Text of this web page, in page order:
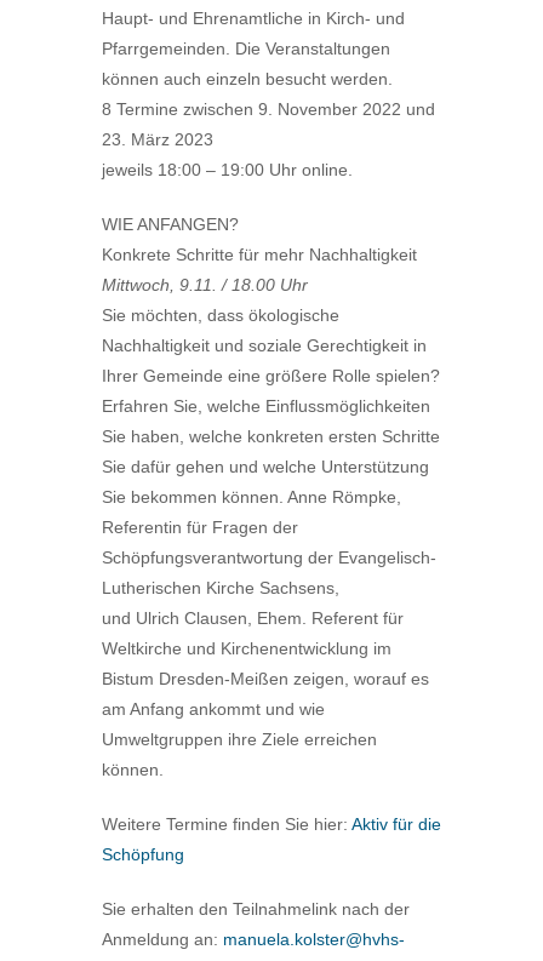
Haupt- und Ehrenamtliche in Kirch- und
Pfarrgemeinden. Die Veranstaltungen
können auch einzeln besucht werden.
8 Termine zwischen 9. November 2022 und
23. März 2023
jeweils 18:00 – 19:00 Uhr online.
WIE ANFANGEN?
Konkrete Schritte für mehr Nachhaltigkeit
Mittwoch, 9.11. / 18.00 Uhr
Sie möchten, dass ökologische
Nachhaltigkeit und soziale Gerechtigkeit in
Ihrer Gemeinde eine größere Rolle spielen?
Erfahren Sie, welche Einflussmöglichkeiten
Sie haben, welche konkreten ersten Schritte
Sie dafür gehen und welche Unterstützung
Sie bekommen können. Anne Römpke,
Referentin für Fragen der
Schöpfungsverantwortung der Evangelisch-
Lutherischen Kirche Sachsens,
und Ulrich Clausen, Ehem. Referent für
Weltkirche und Kirchenentwicklung im
Bistum Dresden-Meißen zeigen, worauf es
am Anfang ankommt und wie
Umweltgruppen ihre Ziele erreichen
können.
Weitere Termine finden Sie hier: Aktiv für die
Schöpfung
Sie erhalten den Teilnahmelink nach der
Anmeldung an: manuela.kolster@hvhs-